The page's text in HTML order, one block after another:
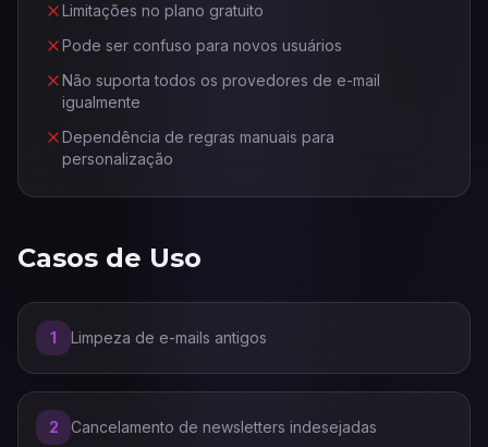
Limitações no plano gratuito
Pode ser confuso para novos usuários
Não suporta todos os provedores de e-mail
igualmente
Dependência de regras manuais para
personalização
Casos de Uso
1 Limpeza de e-mails antigos
2 Cancelamento de newsletters indesejadas